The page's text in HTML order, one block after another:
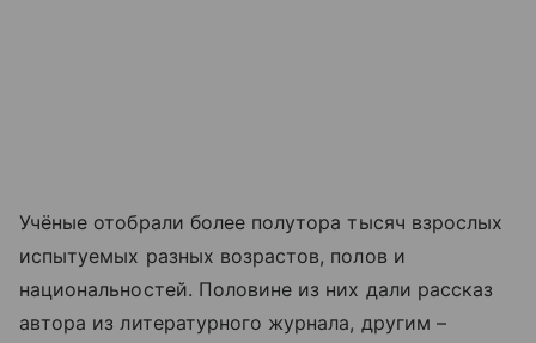
Учёные отобрали более полутора тысяч взрослых
испытуемых разных возрастов, полов и
национальностей. Половине из них дали рассказ
автора из литературного журнала, другим –